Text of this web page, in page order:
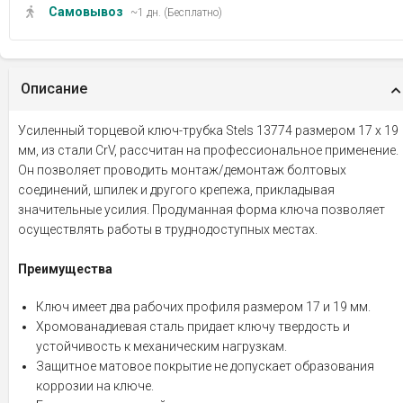
Самовывоз ~1 дн. (Бесплатно)
Описание
Усиленный торцевой ключ-трубка Stels 13774 размером 17 х 19
мм, из стали CrV, рассчитан на профессиональное применение.
Он позволяет проводить монтаж/демонтаж болтовых
соединений, шпилек и другого крепежа, прикладывая
значительные усилия. Продуманная форма ключа позволяет
осуществлять работы в труднодоступных местах.
Преимущества
Ключ имеет два рабочих профиля размером 17 и 19 мм.
Хромованадиевая сталь придает ключу твердость и
устойчивость к механическим нагрузкам.
Защитное матовое покрытие не допускает образования
коррозии на ключе.